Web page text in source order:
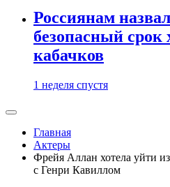
Россиянам
безопасный срок
кабачков
1 неделя спустя
Главная
Актеры
Фрейя Аллан хотела уйти
с Генри Кавиллом